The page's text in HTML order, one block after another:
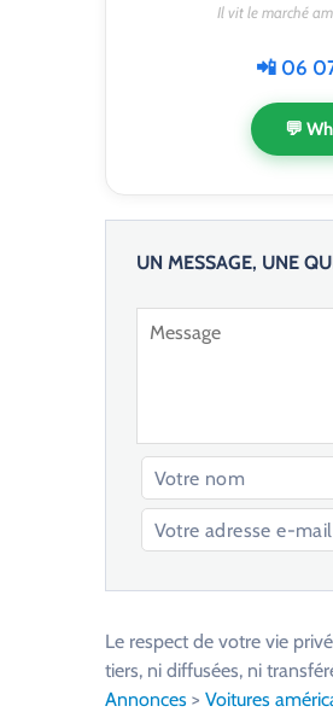
Il vit le marché
📲 06
💬
UN MESSAGE, UNE
l
Le respect de votre vie
tiers, ni diffusées, ni
Annonces > Voitures